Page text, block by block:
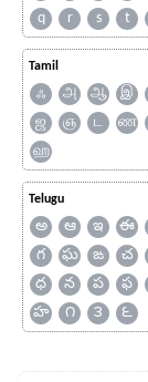
q
r s t
Tamil
ஃ அ ஆ இ
ஜ
ஞ ட ண
ஹ
Telugu
అ ఆ ఇ ఈ
గ
ఘ ఙ చ
ధ
న ప ఫ
హ
౧ ౩ ౬